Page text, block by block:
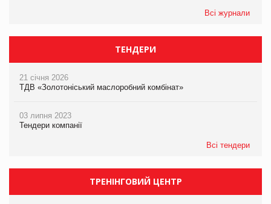
Всі журнали
ТЕНДЕРИ
21 січня 2026
ТДВ «Золотоніський маслоробний комбінат»
03 липня 2023
Тендери компанії
Всі тендери
ТРЕНІНГОВИЙ ЦЕНТР